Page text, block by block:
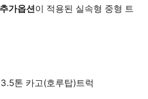
가옵션이 적용된 실속형 중형 트
톤 카고(호루탑)트럭